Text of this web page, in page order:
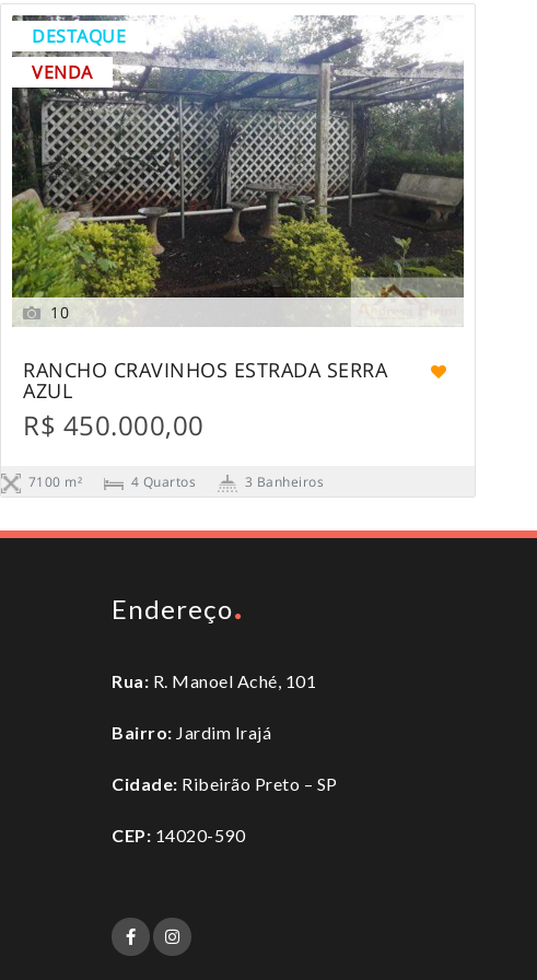
DESTAQUE
VENDA
10
RANCHO CRAVINHOS ESTRADA SERRA
AZUL
R$ 450.000,00
7100 m² 4 Quartos 3 Banheiros
Endereço
Rua: R. Manoel Aché, 101
Bairro: Jardim Irajá
Cidade: Ribeirão Preto – SP
CEP: 14020-590